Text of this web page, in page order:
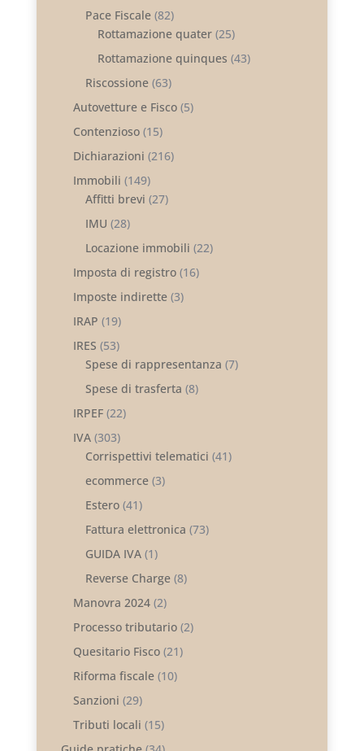
Pace Fiscale(82)
Rottamazione quater(25)
Rottamazione quinques (43)
Riscossione(63)
Autovetture e Fisco(5)
Contenzioso(15)
Dichiarazioni (216)
Immobili (149)
Affitti brevi (27)
IMU (28)
Locazione immobili (22)
Imposta di registro(16)
Imposte indirette(3)
IRAP (19)
IRES (53)
Spese di rappresentanza (7)
Spese di trasferta (8)
IRPEF(22)
IVA(303)
Corrispettivi telematici (41)
ecommerce(3)
Estero(41)
Fattura elettronica (73)
GUIDA IVA(1)
Reverse Charge(8)
Manovra 2024(2)
Processo tributario(2)
Quesitario Fisco(21)
Riforma fiscale(10)
Sanzioni (29)
Tributi locali (15)